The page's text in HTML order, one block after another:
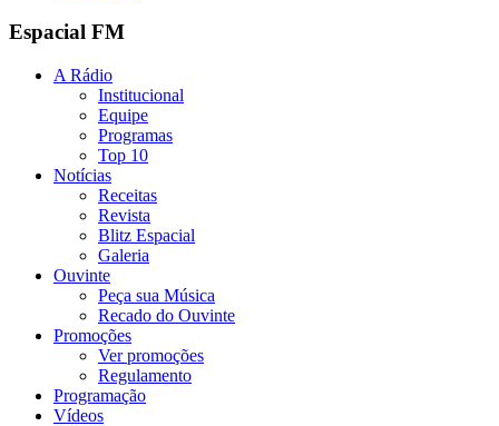
Espacial FM
A Rádio
Institucional
Equipe
Programas
Top 10
Notícias
Receitas
Revista
Blitz Espacial
Galeria
Ouvinte
Peça sua Música
Recado do Ouvinte
Promoções
Ver promoções
Regulamento
Programação
Vídeos